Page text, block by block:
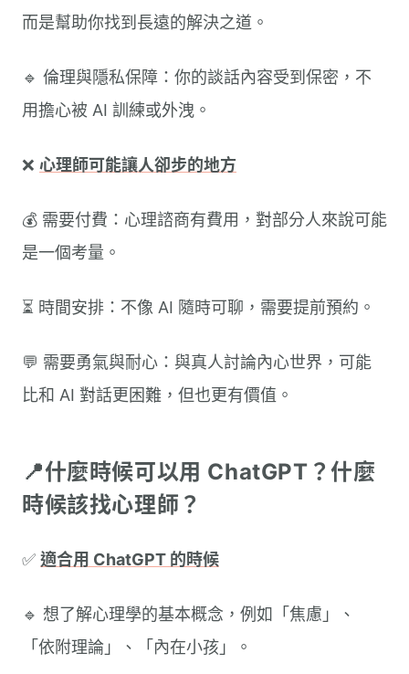
而是幫助你找到長遠的解決之道。
🔹 倫理與隱私保障：你的談話內容受到保密，不
用擔心被 AI 訓練或外洩。
❌ 心理師可能讓人卻步的地方
💰 需要付費：心理諮商有費用，對部分人來說可能
是一個考量。
⏳ 時間安排：不像 AI 隨時可聊，需要提前預約。
💬 需要勇氣與耐心：與真人討論內心世界，可能
比和 AI 對話更困難，但也更有價值。
📍什麼時候可以用 ChatGPT？什麼
時候該找心理師？
✅ 適合用 ChatGPT 的時候
🔹 想了解心理學的基本概念，例如「焦慮」、
「依附理論」、「內在小孩」。